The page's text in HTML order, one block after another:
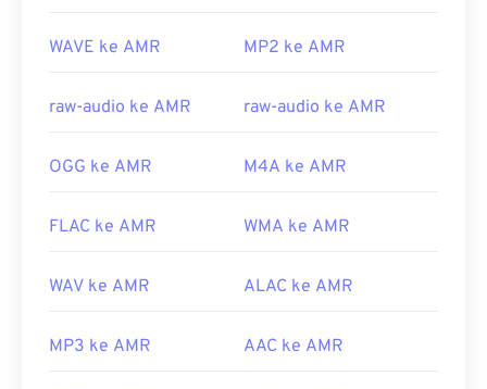
Tautan yang berguna:
https://en.wikipedia.org/wiki/Adaptive_Multi-
https://www.etsi.org/
WAVE ke AMR MP2 ke AMR
raw-audio ke AMR raw-audio ke AMR
OGG ke AMR M4A ke AMR
FLAC ke AMR WMA ke AMR
WAV ke AMR ALAC ke AMR
MP3 ke AMR AAC ke AMR